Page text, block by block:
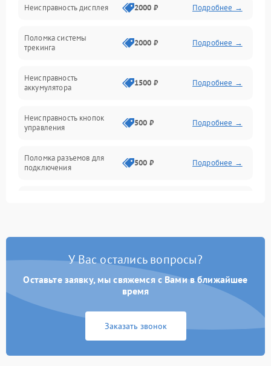
Сенсоры
Механические повреждения
Неисправность дисплея 2000 ₽ Подробнее →
Поломка системы
трекинга
2000 ₽ Подробнее →
Неисправность
аккумулятора
1500 ₽ Подробнее →
Неисправность кнопок
управления
500 ₽ Подробнее →
Поломка разъемов для
подключения
500 ₽ Подробнее →
Повреждение проводов 500 ₽ Подробнее →
защиты от перегрузок
1000 ₽
Поломка системы
автоматического
Неисправность системы
У Вас остались вопросы?
Оставьте заявку, мы свяжемся с Вами в ближайшее
время
Заказать звонок